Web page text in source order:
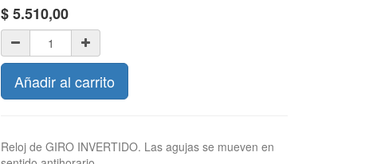
$5.510,00
Añadir al carrito
Reloj de GIRO INVERTIDO. Las agujas se mueven en